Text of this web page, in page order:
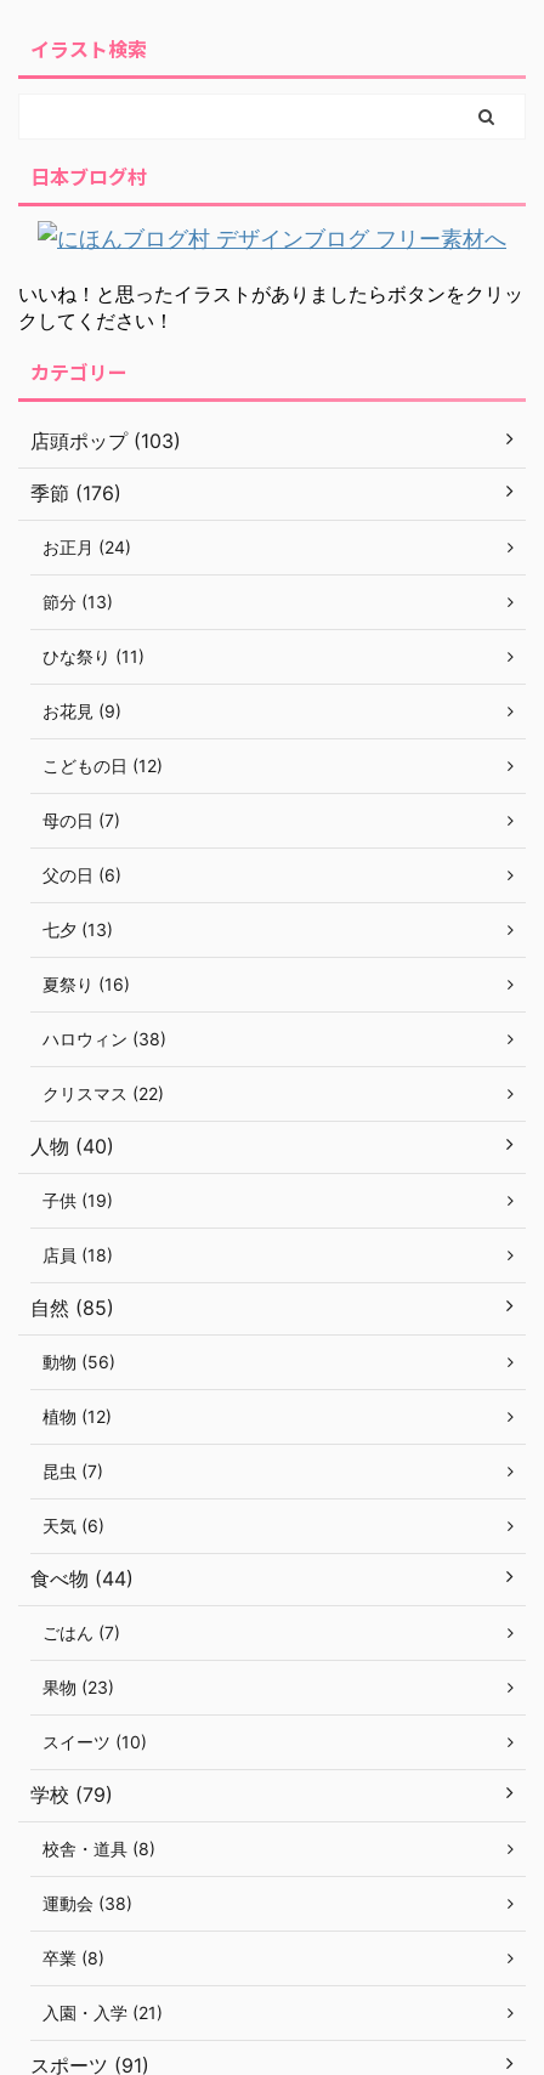
イラスト検索
日本ブログ村
いいね！と思ったイラストがありましたらボタンをクリッ
クしてください！
カテゴリー
店頭ポップ (103)
季節 (176)
お正月 (24)
節分 (13)
ひな祭り (11)
お花見 (9)
こどもの日 (12)
母の日 (7)
父の日 (6)
七夕 (13)
夏祭り (16)
ハロウィン (38)
クリスマス (22)
人物 (40)
子供 (19)
店員 (18)
自然 (85)
動物 (56)
植物 (12)
昆虫 (7)
天気 (6)
食べ物 (44)
ごはん (7)
果物 (23)
スイーツ (10)
学校 (79)
校舎・道具 (8)
運動会 (38)
卒業 (8)
入園・入学 (21)
スポーツ (91)